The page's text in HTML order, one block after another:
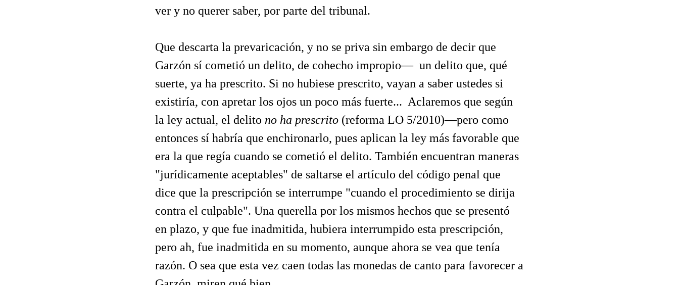
ver y no querer saber, por parte del tribunal.
Que descarta la prevaricación, y no se priva sin embargo de decir que
Garzón sí cometió un delito, de cohecho impropio— un delito que, qué
suerte, ya ha prescrito. Si no hubiese prescrito, vayan a saber ustedes si
existiría, con apretar los ojos un poco más fuerte... Aclaremos que según
la ley actual, el delito no ha prescrito (reforma LO 5/2010)—pero como
entonces sí habría que enchironarlo, pues aplican la ley más favorable que
era la que regía cuando se cometió el delito. También encuentran maneras
"jurídicamente aceptables" de saltarse el artículo del código penal que
dice que la prescripción se interrumpe "cuando el procedimiento se dirija
contra el culpable". Una querella por los mismos hechos que se presentó
en plazo, y que fue inadmitida, hubiera interrumpido esta prescripción,
pero ah, fue inadmitida en su momento, aunque ahora se vea que tenía
razón. O sea que esta vez caen todas las monedas de canto para favorecer a